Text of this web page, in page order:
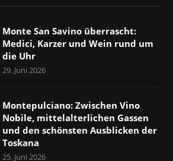
Monte San Savino überrascht:
Medici, Karzer und Wein rund um
die Uhr
29. Juni 2026
Montepulciano: Zwischen Vino
Nobile, mittelalterlichen Gassen
und den schönsten Ausblicken der
Toskana
25. Juni 2026